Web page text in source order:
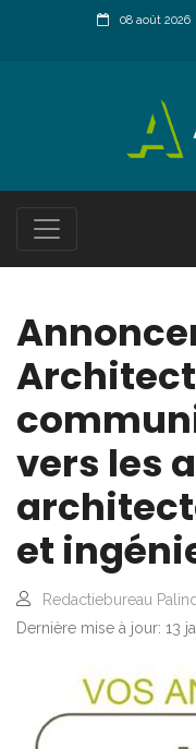
08 août 2026
vers les
et
Redactiebureau
Dernière mise à jour: 13